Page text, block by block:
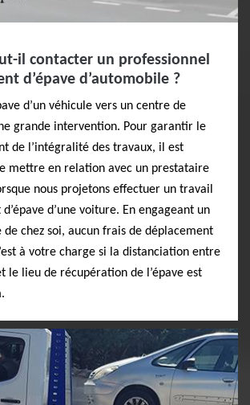
il contacter un professionnel
d’épave d’automobile ?
d’un véhicule vers un centre de
grande intervention. Pour garantir le
de l’intégralité des travaux, il est
mettre en relation avec un prestataire
nous projetons effectuer un travail
d’une voiture. En engageant un
de chez soi, aucun frais de déplacement
à votre charge si la distanciation entre
le lieu de récupération de l’épave est